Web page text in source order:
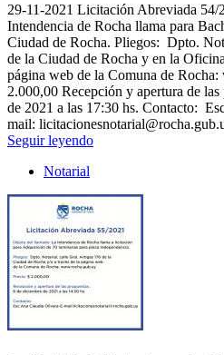
29-11-2021 Licitación Abreviada 54/
Intendencia de Rocha llama para
Ciudad de Rocha. Pliegos: Dpto.
de la Ciudad de Rocha y en la
página web de la Comuna de
2.000,00 Recepción y apertura de
de 2021 a las 17:30 hs. Contacto:
mail:
Seguir leyendo
Notarial